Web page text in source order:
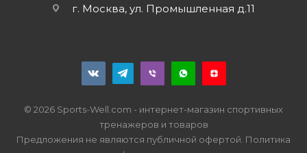
г. Москва, ул. Промышленная д.11
© 2026 Sports-Well.com - интернет-магазин спортивных
тренажеров и товаров
Предложения не являются публичной офертой. Политика